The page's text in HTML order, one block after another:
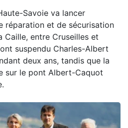
Savoie va lancer
réparation et de sécurisation
Caille, entre Cruseilles et
suspendu Charles-Albert
deux ans, tandis que la
sur le pont Albert-Caquot